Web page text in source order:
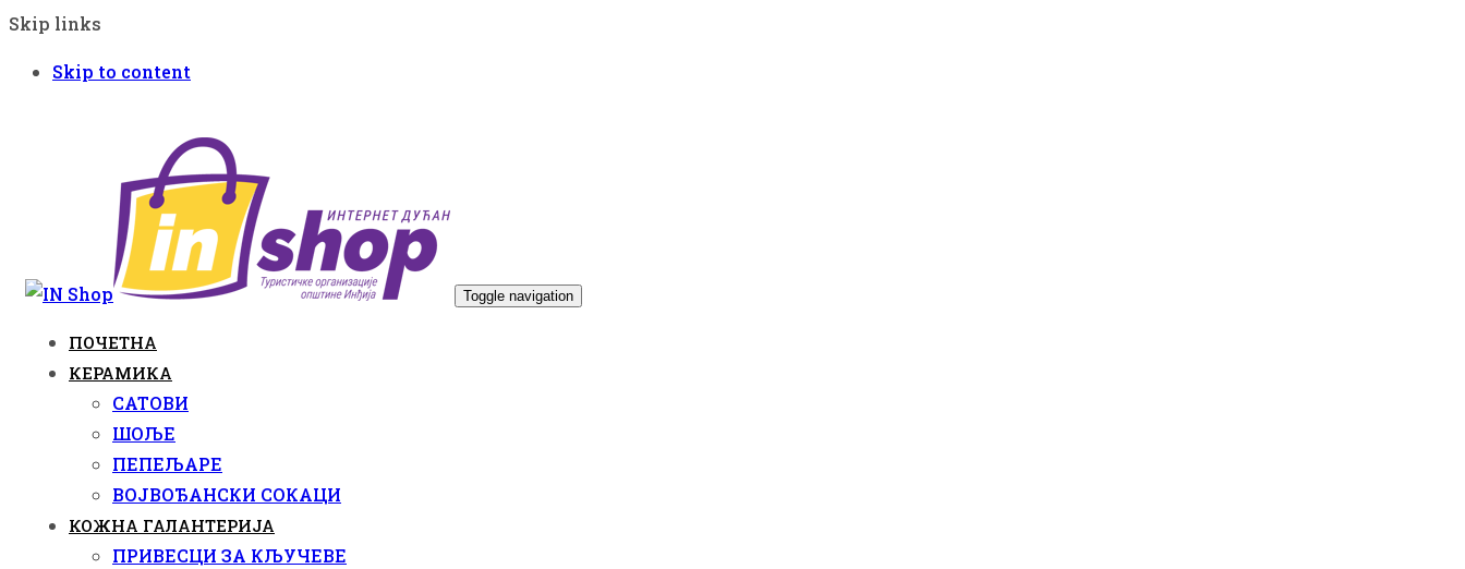
Skip links
Skip to content
Toggle navigation
ПОЧЕТНА
КЕРАМИКА
САТОВИ
ШОЉЕ
ПЕПЕЉАРЕ
ВОЈВОЂАНСКИ СОКАЦИ
КОЖНА ГАЛАНТЕРИЈА
ПРИВЕСЦИ ЗА КЉУЧЕВЕ